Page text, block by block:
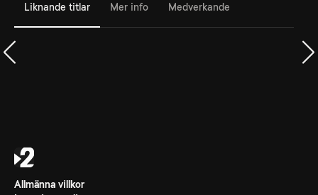
Liknande titlar Mer info Medverkande
Allmänna villkor